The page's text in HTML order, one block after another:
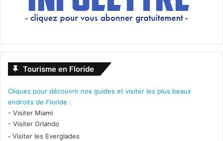
Tourisme en Floride
Cliquez pour découvrir nos guides et visiter les plus beaux
endroits de Floride :
- Visiter Miami
- Visiter Orlando
- Visiter les Everglades